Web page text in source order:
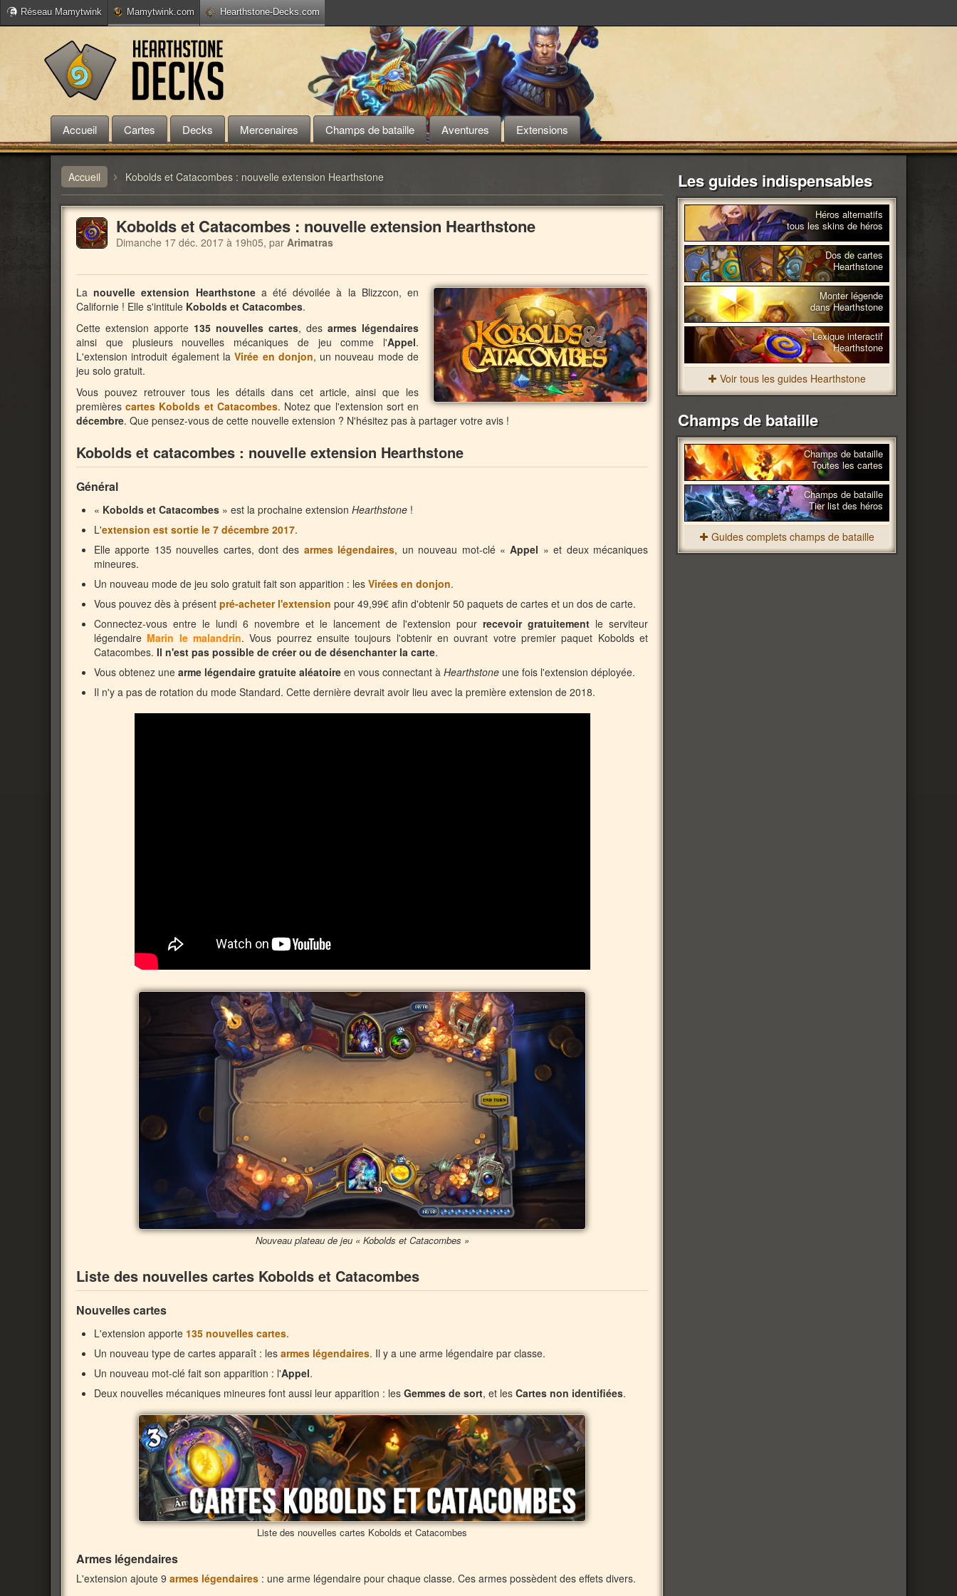
Réseau Mamytwink Mamytwink.com Hearthstone-Decks.com
Accueil Cartes Decks Mercenaires Champs de bataille Aventures Extensions
Accueil › Kobolds et Catacombes : nouvelle extension Hearthstone
Kobolds et Catacombes : nouvelle extension Hearthstone
Dimanche 17 déc. 2017 à 19h05, par Arimatras
Lanouvelle extension Hearthstonea été dévoilée à la Blizzcon, en
Californie ! Elle s'intitule Kobolds et Catacombes.
Cette extension apporte 135 nouvelles cartes, des armes légendaires
ainsi que plusieurs nouvelles mécaniques de jeu comme l'Appel.
L'extension introduit également laVirée en donjon, un nouveau mode de
jeu solo gratuit.
Vous pouvez retrouver tous les détails dans cet article, ainsi que les
premièrescartes Kobolds et Catacombes. Notez que l'extension sort en
décembre. Que pensez-vous de cette nouvelle extension ? N'hésitez pas à partager votre avis !
Kobolds et catacombes : nouvelle extension Hearthstone
Général
« Kobolds et Catacombes » est la prochaine extension Hearthstone !
L'extension est sortie le 7 décembre 2017.
Elle apporte 135 nouvelles cartes, dont des armes légendaires, un nouveau mot-clé « Appel » et deux mécaniques
mineures.
Un nouveau mode de jeu solo gratuit fait son apparition : les Virées en donjon.
Vous pouvez dès à présent pré-acheter l'extension pour 49,99€ afin d'obtenir 50 paquets de cartes et un dos de carte.
Connectez-vous entre le lundi 6 novembre et le lancement de l'extension pour recevoir gratuitement le serviteur
légendaire Marin le malandrin. Vous pourrez ensuite toujours l'obtenir en ouvrant votre premier paquet Kobolds et
Catacombes. Il n'est pas possible de créer ou de désenchanter la carte.
Vous obtenez une arme légendaire gratuite aléatoire en vous connectant à Hearthstone une fois l'extension déployée.
Il n'y a pas de rotation du mode Standard. Cette dernière devrait avoir lieu avec la première extension de 2018.
Nouveau plateau de jeu « Kobolds et Catacombes »
Liste des nouvelles cartes Kobolds et Catacombes
Nouvelles cartes
L'extension apporte 135 nouvelles cartes.
Un nouveau type de cartes apparaît : les armes légendaires. Il y a une arme légendaire par classe.
Un nouveau mot-clé fait son apparition : l'Appel.
Deux nouvelles mécaniques mineures font aussi leur apparition : les Gemmes de sort, et les Cartes non identifiées.
Liste des nouvelles cartes Kobolds et Catacombes
Armes légendaires
L'extension ajoute 9 armes légendaires : une arme légendaire pour chaque classe. Ces armes possèdent des effets divers.
Les guides indispensables
Héros alternatifs
tous les skins de héros
Dos de cartes
Hearthstone
Monter légende
dans Hearthstone
Lexique interactif
Hearthstone
Voir tous les guides Hearthstone
Champs de bataille
Champs de bataille
Toutes les cartes
Champs de bataille
Tier list des héros
Guides complets champs de bataille